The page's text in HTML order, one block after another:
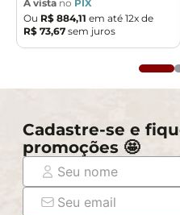
À vista no PIX
Ou R$ 884,11 em até 12x de
R$ 73,67 sem juros
Cadastre-se e
promoções 🤩